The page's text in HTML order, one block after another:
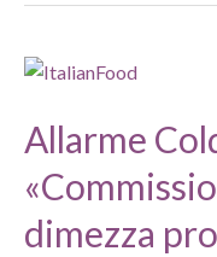
e
Brandy:
disappunto
Federvini
Allarme
dimezza